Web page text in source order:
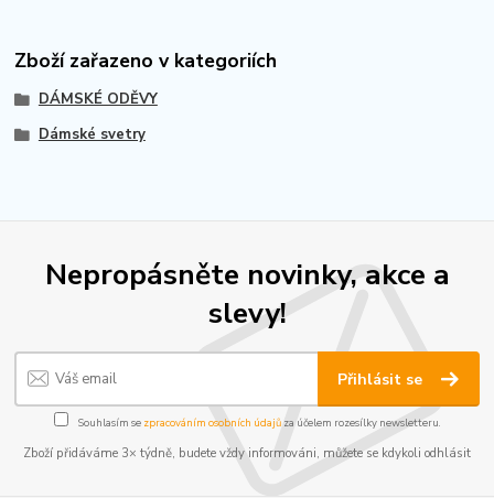
Zboží zařazeno v kategoriích
DÁMSKÉ ODĚVY
Dámské svetry
Nepropásněte novinky, akce a
slevy!
Přihlásit se
Souhlasím se zpracováním osobních údajůza účelem rozesílky newsletteru.
Zboží přidáváme 3× týdně, budete vždy informováni, můžete se kdykoli odhlásit